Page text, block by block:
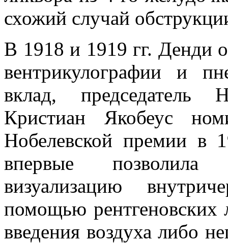
схожий случай
В 1918 и 1919 гг. Денди
вентрикулографии и
вклад, председатель
Кристиан Якобеус
Нобелевской премии в
впервые позволила
визуализацию
помощью рентгеновских
введения воздуха либо